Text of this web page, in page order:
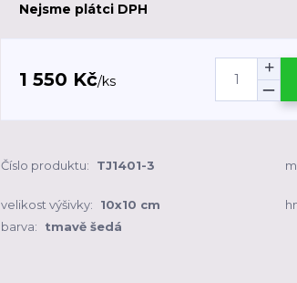
Nejsme plátci DPH
1 550 Kč/ks
Číslo produktu: TJ1401-3
velikost výšivky:
10x10 cm
barva:
tmavě šedá